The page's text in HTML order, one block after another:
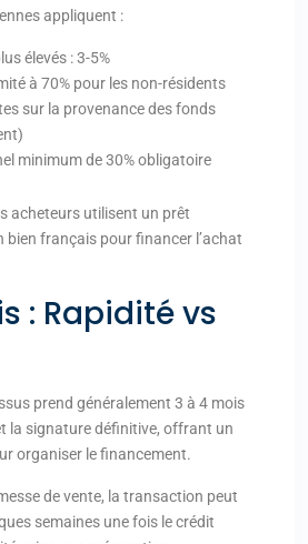
appliquent :
élevés : 3-5%
à 70% pour les non-résidents
sur la provenance des fonds
minimum de 30% obligatoire
acheteurs utilisent un prêt
bien français pour financer l’achat
: Rapidité vs
prend généralement 3 à 4 mois
la signature définitive, offrant un
organiser le financement.
de vente, la transaction peut
semaines une fois le crédit